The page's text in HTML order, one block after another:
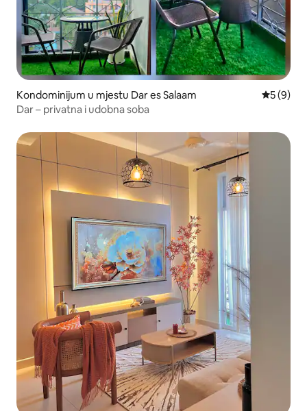
Kondominijum u mjestu Dar es Salaam
5 (9)
Dar – privatna i udobna soba